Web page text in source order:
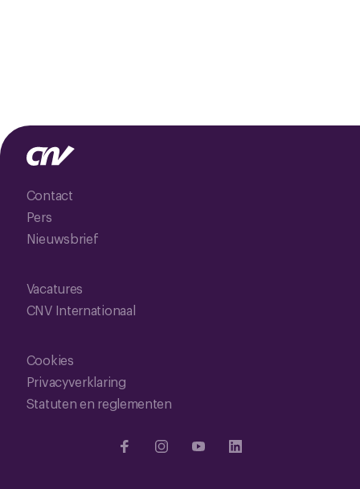
Contact
Pers
Nieuwsbrief
Vacatures
CNV Internationaal
Cookies
Privacyverklaring
Statuten en reglementen